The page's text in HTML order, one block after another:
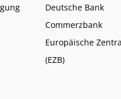
Deutsche Bank
Commerzbank
Europäische
(EZB)